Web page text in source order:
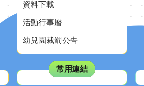
資料下載
活動行事曆
幼兒園裁罰公告
常用連結